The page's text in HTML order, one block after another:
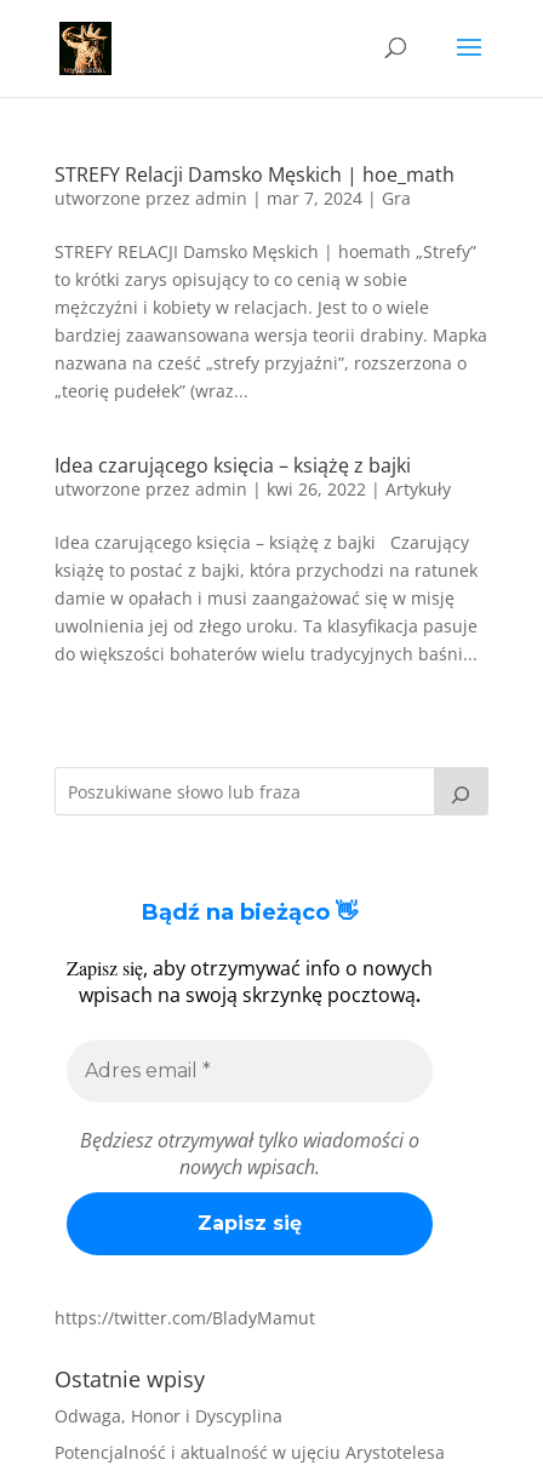
STREFY Relacji Damsko Męskich | hoe_math
utworzone przez admin | mar 7, 2024| Gra
STREFY RELACJI Damsko Męskich | hoemath „Strefy”
to krótki zarys opisujący to co cenią w sobie
mężczyźni i kobiety w relacjach. Jest to o wiele
bardziej zaawansowana wersja teorii drabiny. Mapka
nazwana na cześć „strefy przyjaźni”, rozszerzona o
„teorię pudełek” (wraz...
Idea czarującego księcia – książę z bajki
utworzone przez admin | kwi 26, 2022| Artykuły
Idea czarującego księcia – książę z bajki Czarujący
książę to postać z bajki, która przychodzi na ratunek
damie w opałach i musi zaangażować się w misję
uwolnienia jej od złego uroku. Ta klasyfikacja pasuje
do większości bohaterów wielu tradycyjnych baśni...
Bądź na bieżąco 👋
Zapisz się, aby otrzymywać info o nowych
wpisach na swoją skrzynkę pocztową.
Będziesz otrzymywał tylko wiadomości o
nowych wpisach.
https://twitter.com/BladyMamut
Ostatnie wpisy
Odwaga, Honor i Dyscyplina
Potencjalność i aktualność w ujęciu Arystotelesa